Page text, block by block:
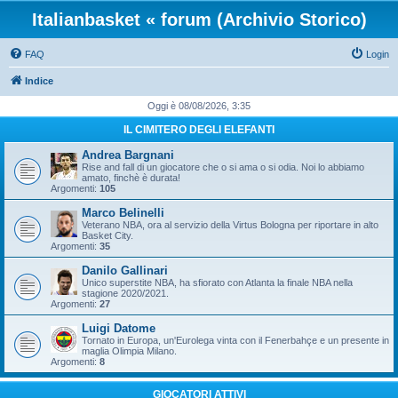
Italianbasket « forum (Archivio Storico)
FAQ Login
Indice
Oggi è 08/08/2026, 3:35
IL CIMITERO DEGLI ELEFANTI
Andrea Bargnani
Rise and fall di un giocatore che o si ama o si odia. Noi lo abbiamo
amato, finchè è durata!
Argomenti: 105
Marco Belinelli
Veterano NBA, ora al servizio della Virtus Bologna per riportare in alto
Basket City.
Argomenti: 35
Danilo Gallinari
Unico superstite NBA, ha sfiorato con Atlanta la finale NBA nella
stagione 2020/2021.
Argomenti: 27
Luigi Datome
Tornato in Europa, un'Eurolega vinta con il Fenerbahçe e un presente in
maglia Olimpia Milano.
Argomenti: 8
GIOCATORI ATTIVI